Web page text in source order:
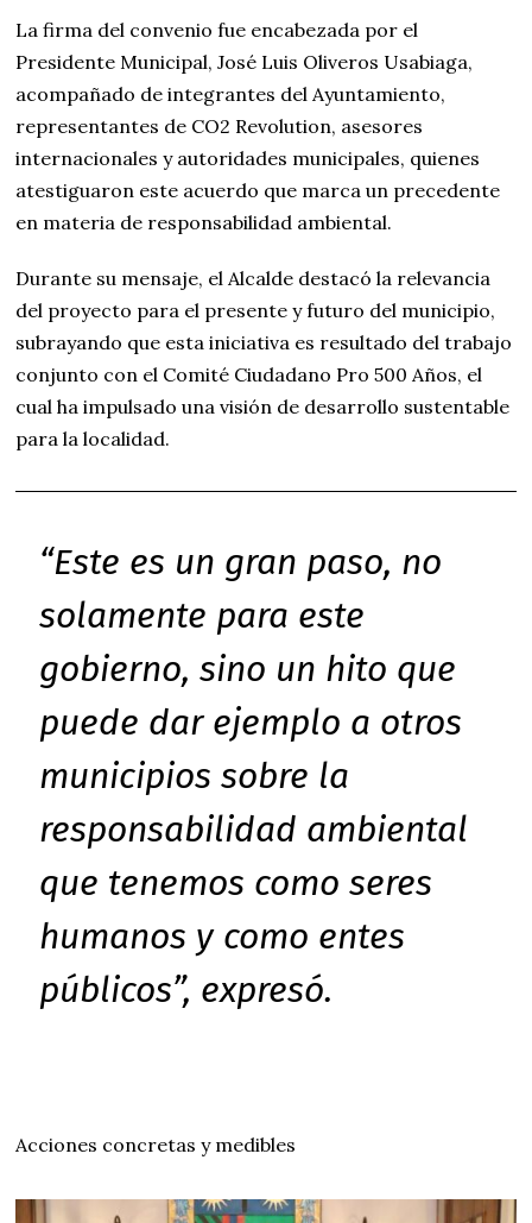
La firma del convenio fue encabezada por el
Presidente Municipal, José Luis Oliveros Usabiaga,
acompañado de integrantes del Ayuntamiento,
representantes de CO2 Revolution, asesores
internacionales y autoridades municipales, quienes
atestiguaron este acuerdo que marca un precedente
en materia de responsabilidad ambiental.
Durante su mensaje, el Alcalde destacó la relevancia
del proyecto para el presente y futuro del municipio,
subrayando que esta iniciativa es resultado del trabajo
conjunto con el Comité Ciudadano Pro 500 Años, el
cual ha impulsado una visión de desarrollo sustentable
para la localidad.
“Este es un gran paso, no
solamente para este
gobierno, sino un hito que
puede dar ejemplo a otros
municipios sobre la
responsabilidad ambiental
que tenemos como seres
humanos y como entes
públicos”, expresó.
Acciones concretas y medibles